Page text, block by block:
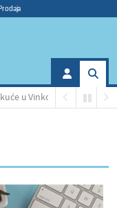
otuđio nekoliko